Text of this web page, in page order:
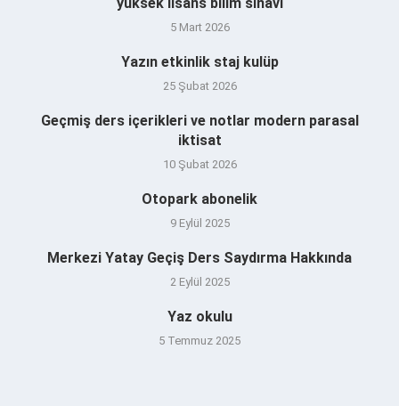
5 Mart 2026
Yazın etkinlik staj kulüp
25 Şubat 2026
Geçmiş ders içerikleri ve notlar modern parasal
iktisat
10 Şubat 2026
Otopark abonelik
9 Eylül 2025
Merkezi Yatay Geçiş Ders Saydırma Hakkında
2 Eylül 2025
Yaz okulu
5 Temmuz 2025